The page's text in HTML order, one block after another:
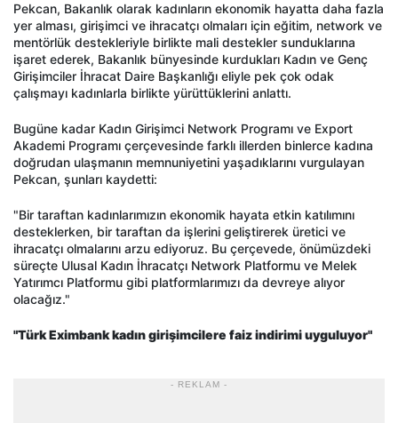
Pekcan, Bakanlık olarak kadınların ekonomik hayatta daha fazla
yer alması, girişimci ve ihracatçı olmaları için eğitim, network ve
mentörlük destekleriyle birlikte mali destekler sunduklarına
işaret ederek, Bakanlık bünyesinde kurdukları Kadın ve Genç
Girişimciler İhracat Daire Başkanlığı eliyle pek çok odak
çalışmayı kadınlarla birlikte yürüttüklerini anlattı.
Bugüne kadar Kadın Girişimci Network Programı ve Export
Akademi Programı çerçevesinde farklı illerden binlerce kadına
doğrudan ulaşmanın memnuniyetini yaşadıklarını vurgulayan
Pekcan, şunları kaydetti:
"Bir taraftan kadınlarımızın ekonomik hayata etkin katılımını
desteklerken, bir taraftan da işlerini geliştirerek üretici ve
ihracatçı olmalarını arzu ediyoruz. Bu çerçevede, önümüzdeki
süreçte Ulusal Kadın İhracatçı Network Platformu ve Melek
Yatırımcı Platformu gibi platformlarımızı da devreye alıyor
olacağız."
"Türk Eximbank kadın girişimcilere faiz indirimi uyguluyor"
- REKLAM -